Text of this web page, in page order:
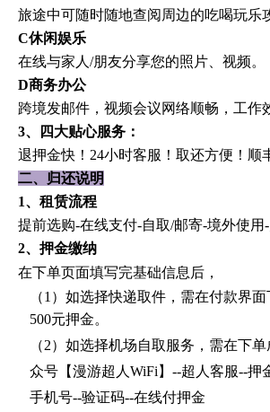
旅途中可随时随地查阅周边的吃喝玩乐
C休闲娱乐
在线与家人 /朋友分享您的照片、视频。
D商务办公
跨境发邮件，视频会议网络顺畅，工作
3、四大贴心服务：
退押金快！ 24小时客服！取还方便！顺
二、归还说明
1、租赁流程
提前选购-在线支付-自取/邮寄-境外使用
2、押金缴纳
在下单页面填写完基础信息后，
（1）如选择快递取件，需在付款界
500元押金。
（2）如选择机场自取服务，需在下
众号【漫游超人WiFi】--超人客服--押
手机号--验证码--在线付押金